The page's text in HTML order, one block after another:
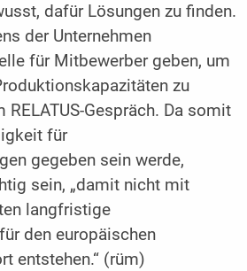
dafür Lösungen zu finden.
der Unternehmen
für Mitbewerber geben, um
zu
RELATUS-Gespräch. Da somit
für
gegeben sein werde,
sein, „damit nicht mit
langfristige
den europäischen
entstehen.“ (rüm)